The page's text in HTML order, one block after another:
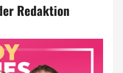
Redaktion